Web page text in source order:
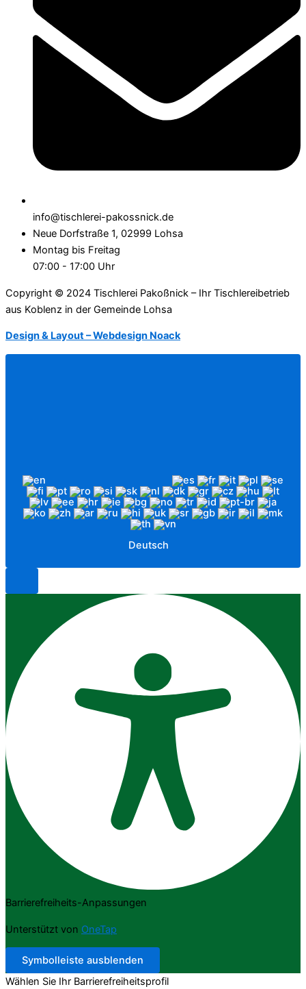
info@tischlerei-pakossnick.de
Neue Dorfstraße 1, 02999 Lohsa
Montag bis Freitag
07:00 - 17:00 Uhr
Copyright © 2024 Tischlerei Pakoßnick – Ihr Tischlereibetrieb
aus Koblenz in der Gemeinde Lohsa
Design & Layout – Webdesign Noack
Deutsch
Barrierefreiheits-Anpassungen
Unterstützt von OneTap
Symbolleiste ausblenden
Wählen Sie Ihr Barrierefreiheitsprofil